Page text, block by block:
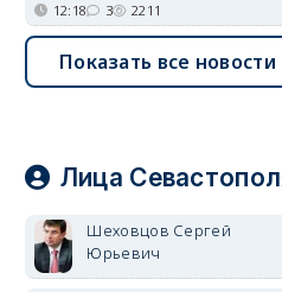
12:18 3 2211
Показать все новости
Лица
Шеховцов Сергей
Юрьевич